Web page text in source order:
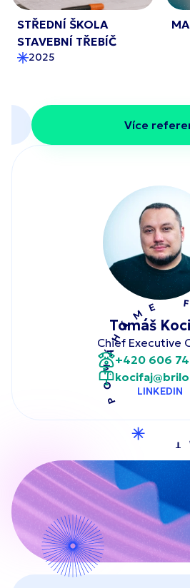
STŘEDNÍ ŠKOLA
STAVEBNÍ TŘEBÍČ
2025
Více
Tomáš
Chief Executive
+420 606
LINKEDIN